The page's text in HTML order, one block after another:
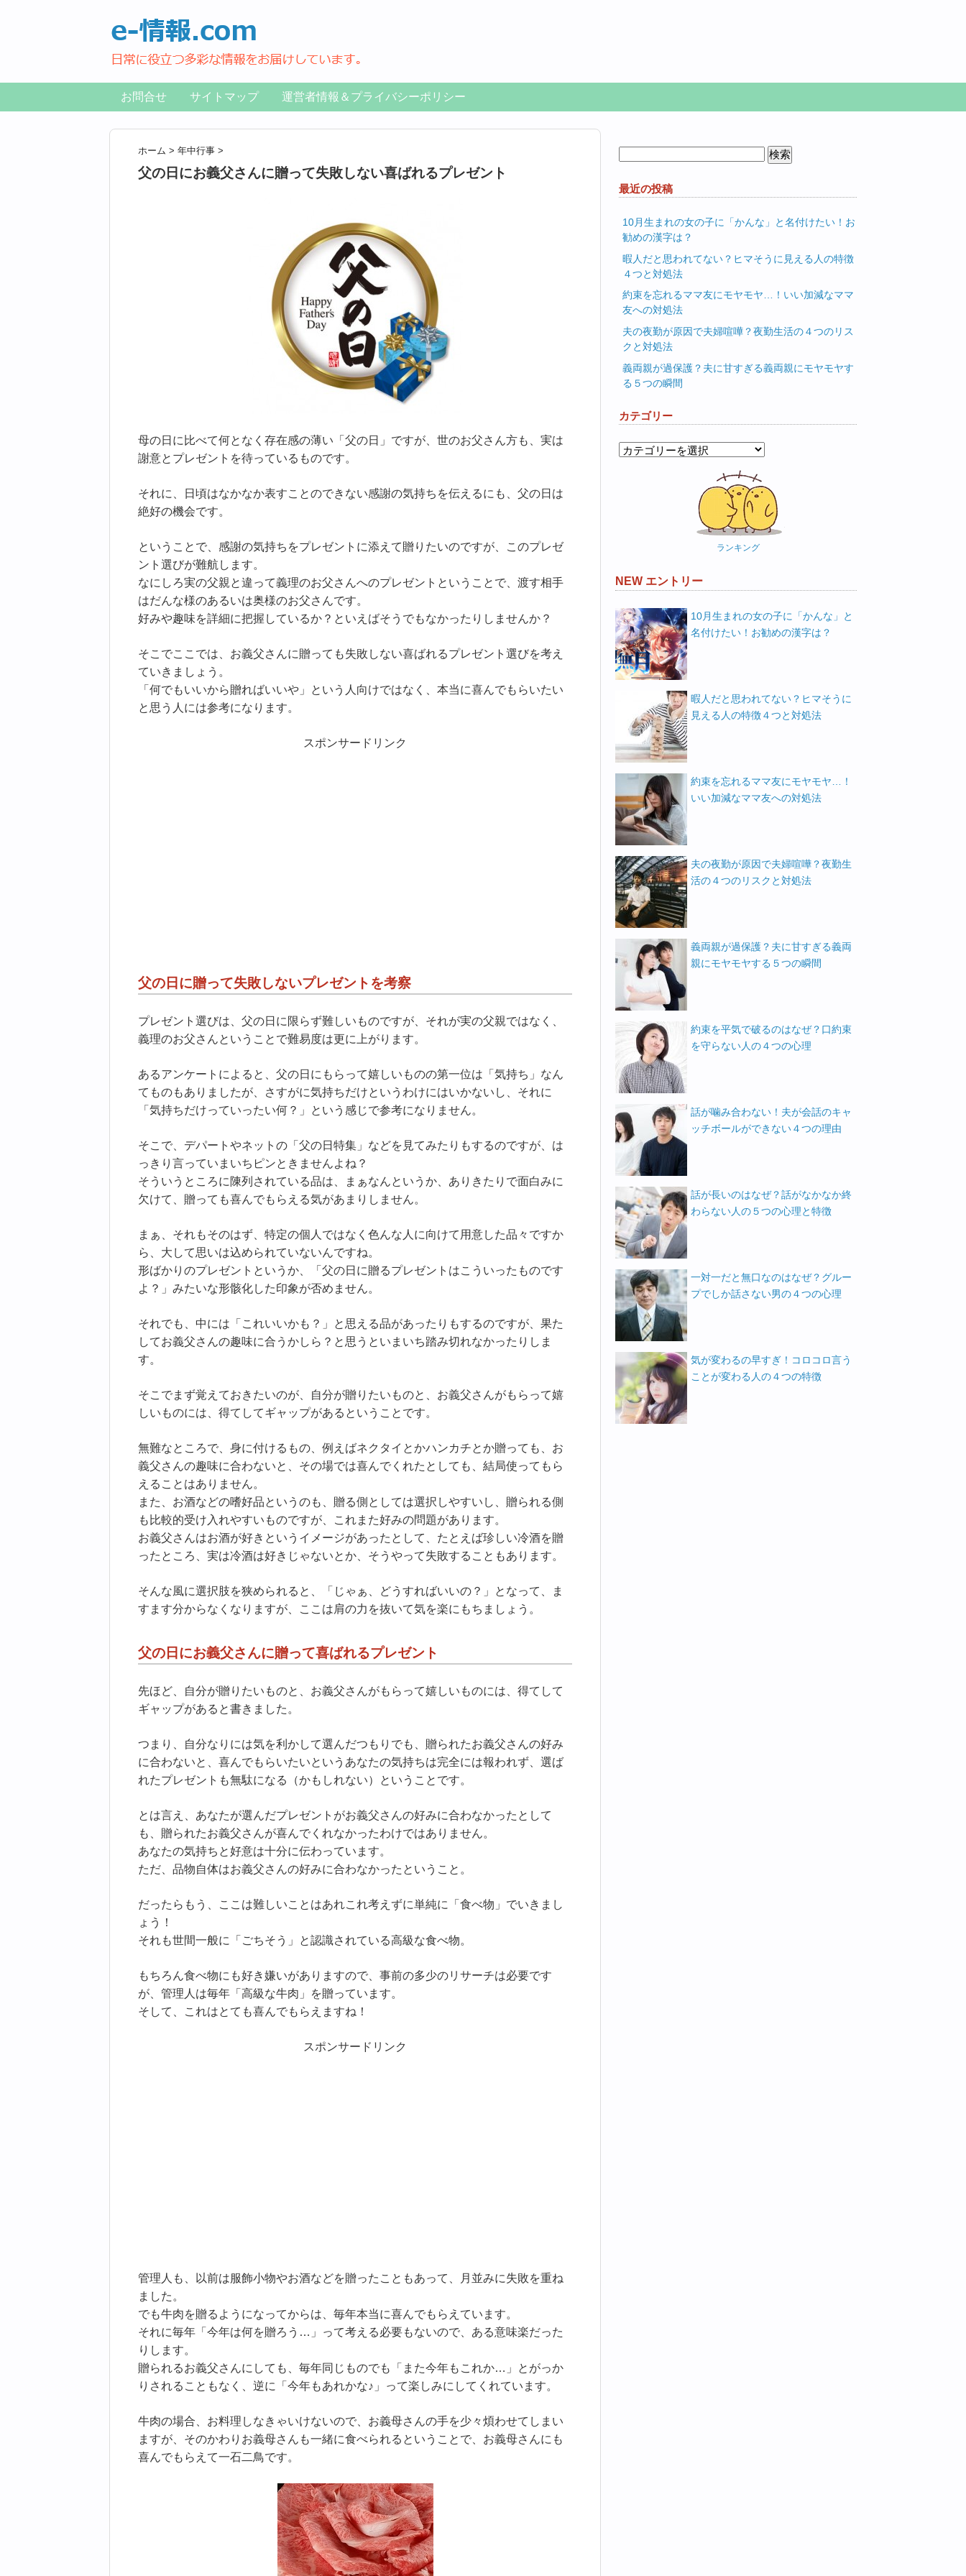
お問合せ サイトマップ 運営者情報＆プライバシーポリシー
ホーム > 年中行事 >
父の日にお義父さんに贈って失敗しない喜ばれるプレゼント
母の日に比べて何となく存在感の薄い「父の日」ですが、世のお父さん方も、実は
謝意とプレゼントを待っているものです。
それに、日頃はなかなか表すことのできない感謝の気持ちを伝えるにも、父の日は
絶好の機会です。
ということで、感謝の気持ちをプレゼントに添えて贈りたいのですが、このプレゼ
ント選びが難航します。
なにしろ実の父親と違って義理のお父さんへのプレゼントということで、渡す相手
はだんな様のあるいは奥様のお父さんです。
好みや趣味を詳細に把握しているか？といえばそうでもなかったりしませんか？
そこでここでは、お義父さんに贈っても失敗しない喜ばれるプレゼント選びを考え
ていきましょう。
「何でもいいから贈ればいいや」という人向けではなく、本当に喜んでもらいたい
と思う人には参考になります。
スポンサードリンク
父の日に贈って失敗しないプレゼントを考察
プレゼント選びは、父の日に限らず難しいものですが、それが実の父親ではなく、
義理のお父さんということで難易度は更に上がります。
あるアンケートによると、父の日にもらって嬉しいものの第一位は「気持ち」なん
てものもありましたが、さすがに気持ちだけというわけにはいかないし、それに
「気持ちだけっていったい何？」という感じで参考になりません。
そこで、デパートやネットの「父の日特集」などを見てみたりもするのですが、は
っきり言っていまいちピンときませんよね？
そういうところに陳列されている品は、まぁなんというか、ありきたりで面白みに
欠けて、贈っても喜んでもらえる気があまりしません。
まぁ、それもそのはず、特定の個人ではなく色んな人に向けて用意した品々ですか
ら、大して思いは込められていないんですね。
形ばかりのプレゼントというか、「父の日に贈るプレゼントはこういったものです
よ？」みたいな形骸化した印象が否めません。
それでも、中には「これいいかも？」と思える品があったりもするのですが、果た
してお義父さんの趣味に合うかしら？と思うといまいち踏み切れなかったりしま
す。
そこでまず覚えておきたいのが、自分が贈りたいものと、お義父さんがもらって嬉
しいものには、得てしてギャップがあるということです。
無難なところで、身に付けるもの、例えばネクタイとかハンカチとか贈っても、お
義父さんの趣味に合わないと、その場では喜んでくれたとしても、結局使ってもら
えることはありません。
また、お酒などの嗜好品というのも、贈る側としては選択しやすいし、贈られる側
も比較的受け入れやすいものですが、これまた好みの問題があります。
お義父さんはお酒が好きというイメージがあったとして、たとえば珍しい冷酒を贈
ったところ、実は冷酒は好きじゃないとか、そうやって失敗することもあります。
そんな風に選択肢を狭められると、「じゃぁ、どうすればいいの？」となって、ま
すます分からなくなりますが、ここは肩の力を抜いて気を楽にもちましょう。
父の日にお義父さんに贈って喜ばれるプレゼント
先ほど、自分が贈りたいものと、お義父さんがもらって嬉しいものには、得てして
ギャップがあると書きました。
つまり、自分なりには気を利かして選んだつもりでも、贈られたお義父さんの好み
に合わないと、喜んでもらいたいというあなたの気持ちは完全には報われず、選ば
れたプレゼントも無駄になる（かもしれない）ということです。
とは言え、あなたが選んだプレゼントがお義父さんの好みに合わなかったとして
も、贈られたお義父さんが喜んでくれなかったわけではありません。
あなたの気持ちと好意は十分に伝わっています。
ただ、品物自体はお義父さんの好みに合わなかったということ。
だったらもう、ここは難しいことはあれこれ考えずに単純に「食べ物」でいきまし
ょう！
それも世間一般に「ごちそう」と認識されている高級な食べ物。
もちろん食べ物にも好き嫌いがありますので、事前の多少のリサーチは必要です
が、管理人は毎年「高級な牛肉」を贈っています。
そして、これはとても喜んでもらえますね！
スポンサードリンク
管理人も、以前は服飾小物やお酒などを贈ったこともあって、月並みに失敗を重ね
ました。
でも牛肉を贈るようになってからは、毎年本当に喜んでもらえています。
それに毎年「今年は何を贈ろう…」って考える必要もないので、ある意味楽だった
りします。
贈られるお義父さんにしても、毎年同じものでも「また今年もこれか…」とがっか
りされることもなく、逆に「今年もあれかな♪」って楽しみにしてくれています。
牛肉の場合、お料理しなきゃいけないので、お義母さんの手を少々煩わせてしまい
ますが、そのかわりお義母さんも一緒に食べられるということで、お義母さんにも
喜んでもらえて一石二鳥です。
最近の投稿
10月生まれの女の子に「かんな」と名付けたい！お
勧めの漢字は？
暇人だと思われてない？ヒマそうに見える人の特徴
４つと対処法
約束を忘れるママ友にモヤモヤ…！いい加減なママ
友への対処法
夫の夜勤が原因で夫婦喧嘩？夜勤生活の４つのリス
クと対処法
義両親が過保護？夫に甘すぎる義両親にモヤモヤす
る５つの瞬間
カテゴリー
カ
ランキング
NEW エントリー
10月生まれの女の子に「かんな」と
名付けたい！お勧めの漢字は？
暇人だと思われてない？ヒマそうに
見える人の特徴４つと対処法
約束を忘れるママ友にモヤモヤ…！
いい加減なママ友への対処法
夫の夜勤が原因で夫婦喧嘩？夜勤生
活の４つのリスクと対処法
義両親が過保護？夫に甘すぎる義両
親にモヤモヤする５つの瞬間
約束を平気で破るのはなぜ？口約束
を守らない人の４つの心理
話が噛み合わない！夫が会話のキャ
ッチボールができない４つの理由
話が長いのはなぜ？話がなかなか終
わらない人の５つの心理と特徴
一対一だと無口なのはなぜ？グルー
プでしか話さない男の４つの心理
気が変わるの早すぎ！コロコロ言う
ことが変わる人の４つの特徴